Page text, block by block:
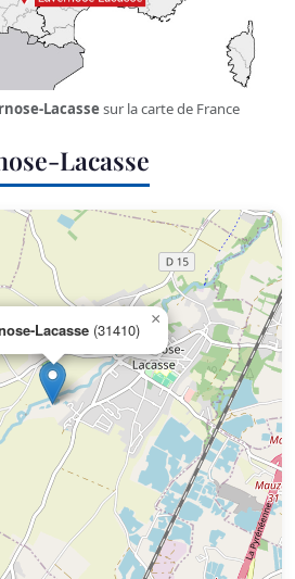
Lacassesur la carte de France
Lacasse
Lacasse (31410)
×